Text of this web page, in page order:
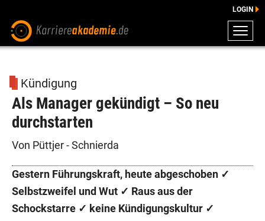
ENGLISCHE DOWNLOADS
E-LEARNING
FAQ
BERATUNG
LOGIN
Kündigung
Als Manager gekündigt – So neu
durchstarten
Von Püttjer - Schnierda
Gestern Führungskraft, heute abgeschoben ✓
Selbstzweifel und Wut ✓ Raus aus der
Schockstarre ✓ keine Kündigungskultur ✓